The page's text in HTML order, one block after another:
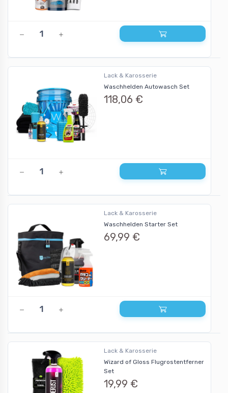
Lack & Karosserie
Waschhelden Autowasch Set
118,06 €
Lack & Karosserie
Waschhelden Starter Set
69,99 €
Lack & Karosserie
Wizard of Gloss Flugrostentferner
Set
19,99 €